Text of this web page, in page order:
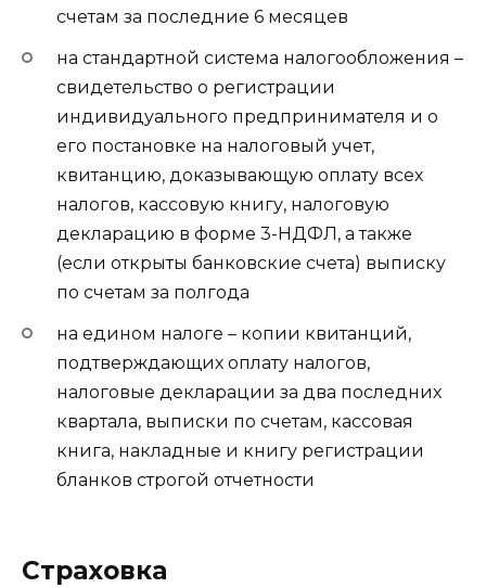
счетам за последние 6 месяцев
на стандартной система налогообложения –
свидетельство о регистрации
индивидуального предпринимателя и о
его постановке на налоговый учет,
квитанцию, доказывающую оплату всех
налогов, кассовую книгу, налоговую
декларацию в форме 3-НДФЛ, а также
(если открыты банковские счета) выписку
по счетам за полгода
на едином налоге – копии квитанций,
подтверждающих оплату налогов,
налоговые декларации за два последних
квартала, выписки по счетам, кассовая
книга, накладные и книгу регистрации
бланков строгой отчетности
Страховка